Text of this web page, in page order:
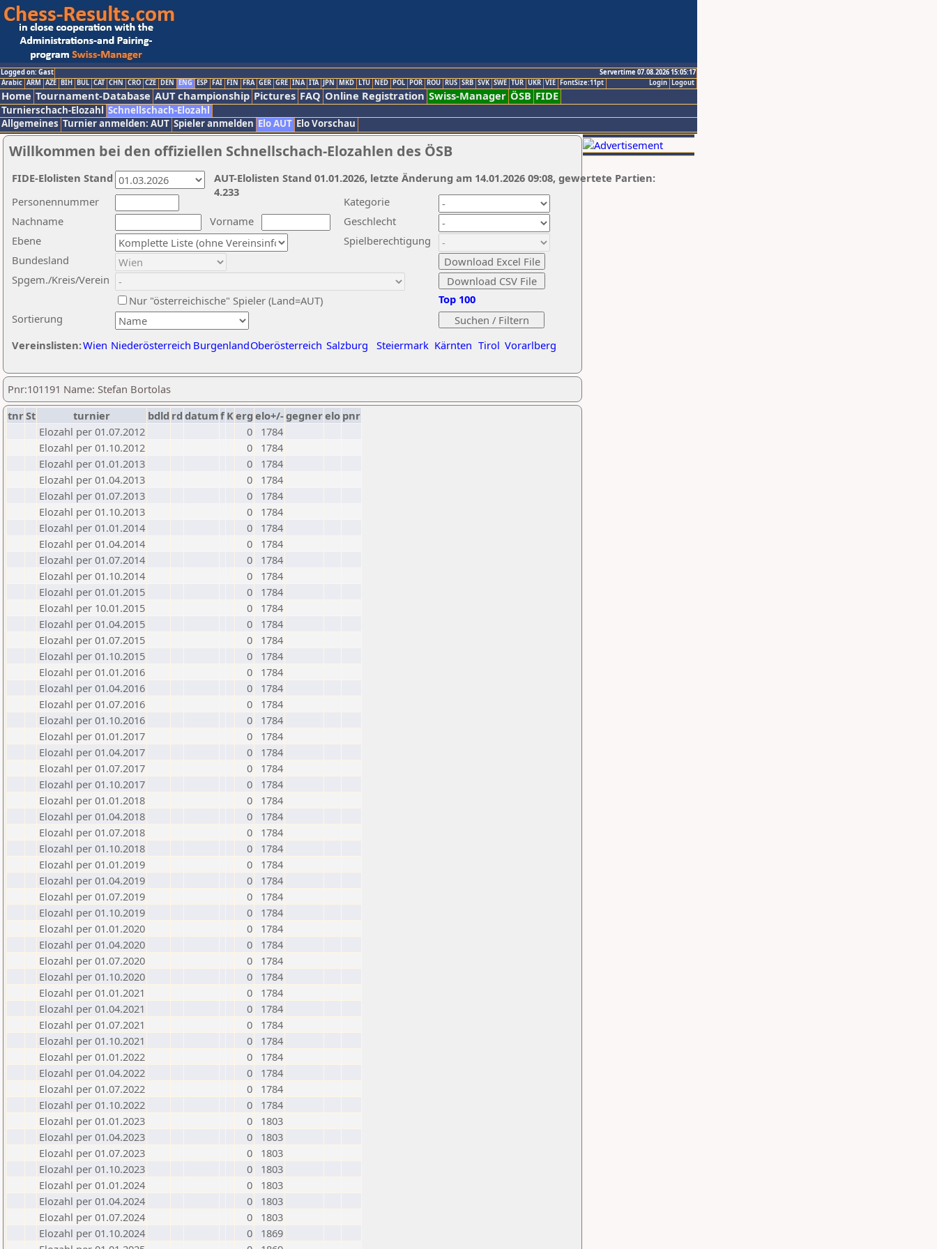
Logged on: Gast
Servertime 07.08.2026 15:05:17
Logout
Login
Arabic ARM AZE BIH BUL CAT CHN CRO CZE DEN ENG ESP FAI FIN FRA GER GRE INA ITA JPN MKD LTU NED POL POR ROU RUS SRB SVK SWE TUR UKR VIE FontSize:11pt
Home Tournament-Database AUT championship Pictures FAQ Online Registration Swiss-Manager ÖSB FIDE
Turnierschach-Elozahl Schnellschach-Elozahl
Allgemeines Turnier anmelden: AUT Spieler anmelden Elo AUT Elo Vorschau
Willkommen bei den offiziellen Schnellschach-Elozahlen des ÖSB
Nachname
Vorname
Ebene
Kategorie
Sortierung
Personennummer
Bundesland
Spgem./Kreis/Verein
Geschlecht
Nur "österreichische" Spieler (Land=AUT)
Spielberechtigung
Vereinslisten:Wien Niederösterreich BurgenlandOberösterreich Salzburg Steiermark Kärnten Tirol Vorarlberg
Top 100
AUT-Elolisten Stand 01.01.2026, letzte Änderung am 14.01.2026 09:08, gewertete Partien:
4.233
FIDE-Elolisten Stand
Pnr:101191 Name: Stefan Bortolas
tnrSt turnier bdld rd datumf Kerg elo+/-gegnerelo pnr
Elozahl per 01.07.2012
0
1784
Elozahl per 01.10.2012
0
1784
Elozahl per 01.01.2013
0
1784
Elozahl per 01.04.2013
0
1784
Elozahl per 01.07.2013
0
1784
Elozahl per 01.10.2013
0
1784
Elozahl per 01.01.2014
0
1784
Elozahl per 01.04.2014
0
1784
Elozahl per 01.07.2014
0
1784
Elozahl per 01.10.2014
0
1784
Elozahl per 01.01.2015
0
1784
Elozahl per 10.01.2015
0
1784
Elozahl per 01.04.2015
0
1784
Elozahl per 01.07.2015
0
1784
Elozahl per 01.10.2015
0
1784
Elozahl per 01.01.2016
0
1784
Elozahl per 01.04.2016
0
1784
Elozahl per 01.07.2016
0
1784
Elozahl per 01.10.2016
0
1784
Elozahl per 01.01.2017
0
1784
Elozahl per 01.04.2017
0
1784
Elozahl per 01.07.2017
0
1784
Elozahl per 01.10.2017
0
1784
Elozahl per 01.01.2018
0
1784
Elozahl per 01.04.2018
0
1784
Elozahl per 01.07.2018
0
1784
Elozahl per 01.10.2018
0
1784
Elozahl per 01.01.2019
0
1784
Elozahl per 01.04.2019
0
1784
Elozahl per 01.07.2019
0
1784
Elozahl per 01.10.2019
0
1784
Elozahl per 01.01.2020
0
1784
Elozahl per 01.04.2020
0
1784
Elozahl per 01.07.2020
0
1784
Elozahl per 01.10.2020
0
1784
Elozahl per 01.01.2021
0
1784
Elozahl per 01.04.2021
0
1784
Elozahl per 01.07.2021
0
1784
Elozahl per 01.10.2021
0
1784
Elozahl per 01.01.2022
0
1784
Elozahl per 01.04.2022
0
1784
Elozahl per 01.07.2022
0
1784
Elozahl per 01.10.2022
0
1784
Elozahl per 01.01.2023
0
1803
Elozahl per 01.04.2023
0
1803
Elozahl per 01.07.2023
0
1803
Elozahl per 01.10.2023
0
1803
Elozahl per 01.01.2024
0
1803
Elozahl per 01.04.2024
0
1803
Elozahl per 01.07.2024
0
1803
Elozahl per 01.10.2024
0
1869